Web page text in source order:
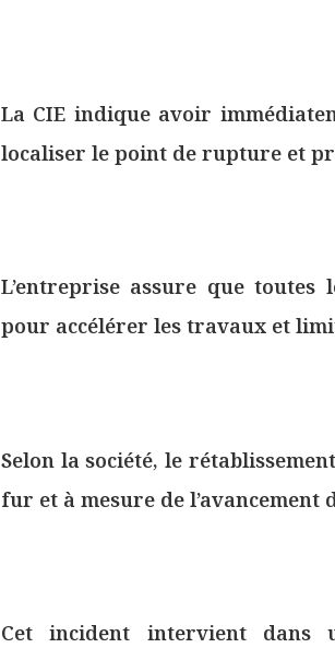
La CIE indique avoir
localiser le point de rupture et
L’entreprise assure que toutes
pour accélérer les travaux et
Selon la société, le
fur et à mesure de l’avancement
Cet incident intervient dans